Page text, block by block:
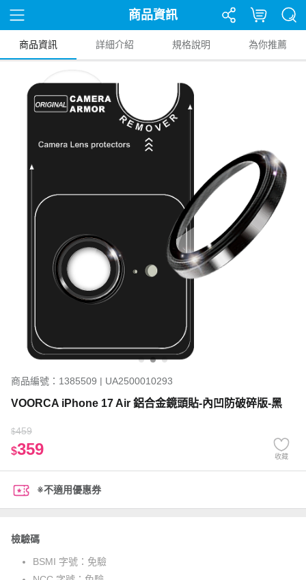
商品資訊
商品資訊 詳細介紹 規格說明 為你推薦
商品編號：1385509 | UA2500010293
VOORCA iPhone 17 Air 鋁合金鏡頭貼-內凹防破碎版-黑
$459
$359 收藏
※不適用優惠券
檢驗碼
BSMI 字號： 免驗